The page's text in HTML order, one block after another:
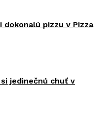
dokonalú pizzu v Pizza
jedinečnú chuť v